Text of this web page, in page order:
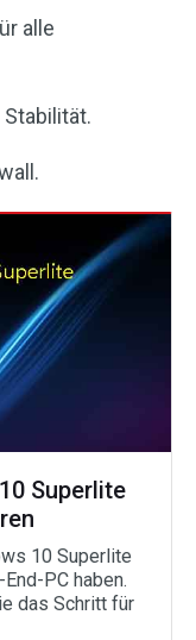
alle
Superlite
10 Superlite
PC haben.
das Schritt für